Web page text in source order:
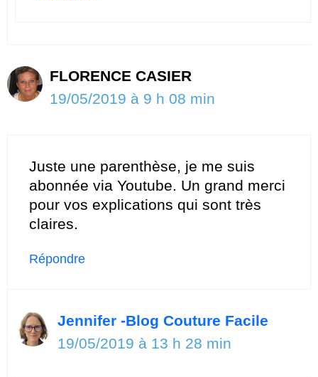
FLORENCE CASIER
19/05/2019 à 9 h 08 min
Juste une parenthèse, je me suis
abonnée via Youtube. Un grand merci
pour vos explications qui sont très
claires.
Répondre
Jennifer -Blog Couture Facile
19/05/2019 à 13 h 28 min